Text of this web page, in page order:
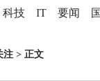
科技 IT 要闻
注 > 正文